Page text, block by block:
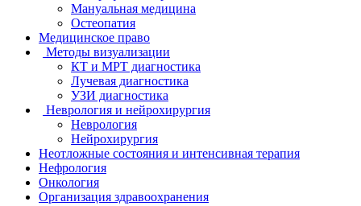
Мануальная медицина
Остеопатия
Медицинское право
Методы визуализации
КТ и МРТ диагностика
Лучевая диагностика
УЗИ диагностика
Неврология и нейрохирургия
Неврология
Нейрохирургия
Неотложные состояния и интенсивная терапия
Нефрология
Онкология
Организация здравоохранения